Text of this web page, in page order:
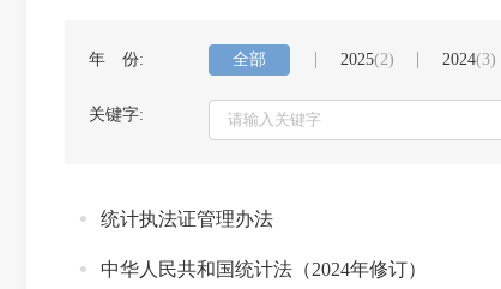
年 份: 全部 2025(2) 2024(3)
关键字:
统计执法证管理办法
中华人民共和国统计法（2024年修订）